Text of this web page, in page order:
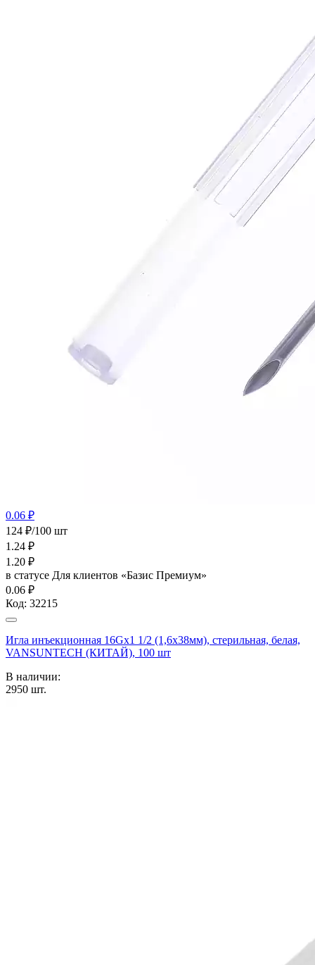
0.06 ₽
124 ₽/100 шт
1.24 ₽
1.20 ₽
в статусе Для клиентов «Базис Премиум»
0.06 ₽
Код: 32215
Игла инъекционная 16Gх1 1/2 (1,6х38мм), стерильная, белая,
VANSUNTECH (КИТАЙ), 100 шт
В наличии:
2950 шт.